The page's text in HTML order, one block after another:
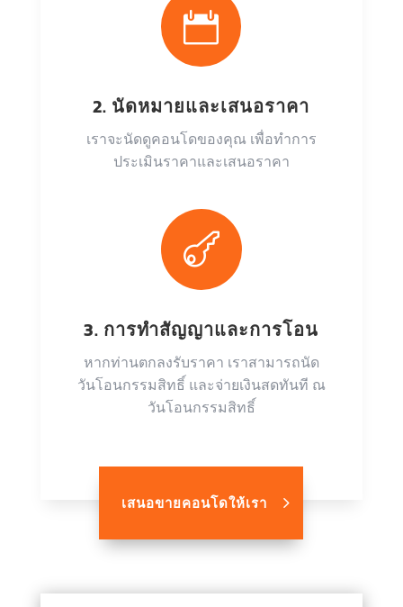

2. นัดหมายและเสนอราคา
เราจะนัดดูคอนโดของคุณ เพื่อทำการ
ประเมินราคาและเสนอราคา

3. การทำสัญญาและการโอน
หากท่านตกลงรับราคา เราสามารถนัด
วันโอนกรรมสิทธิ์ และจ่ายเงินสดทันที ณ
วันโอนกรรมสิทธิ์
เสนอขายคอนโดให้เรา